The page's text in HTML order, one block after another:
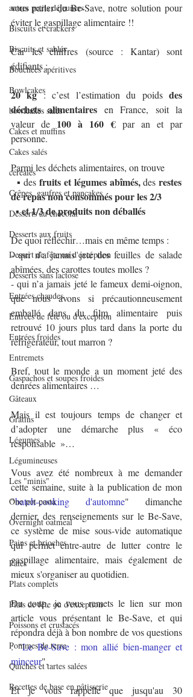
autres petits déjeuners
Biscuits et crackers
Biscuits et sablés
Bouchées apéritives
Bowlcakes
bowlcakes salés
Cakes et muffins
Cakes salés
céréales
Crêpes, gaufres et pancakes
Desserts au chocolat
Desserts aux fruits
Dessert de fête ou d'exception
Desserts sans lactose
Entrées chaudes
Entrées de fête ou d'exception
Entrées froides
Entremets
Gaspachos et soupes froides
Gâteaux
Gratins
Légumes
Légumineuses
Les "minis"
One pot pasta
Overnight oatmeal
Pains et brioches
Pâtes
Plats complets
Plats de fête ou d'exception
Poissons et crustacés
Pommes de terre
Quiches et tartes salées
Recettes de base en pâtisserie
vous parler du Be-Save, notre solution pour
éviter le gaspillage alimentaire !!
Car les chiffres (source : Kantar) sont
édifiants :
20 kg : c’est l’estimation du poids des
déchets alimentaires en France, soit la
valeur de 100 à 160 € par an et par
personne.
Parmi les déchets alimentaires, on trouve
▪ des fruits et légumes abîmés, des restes
de repas non consommés pour les 2/3
  ▪
et 1/3 de produits non déballés
De quoi réfléchir…mais en même temps :
- qui n’a jamais jeté des feuilles de salade
abîmées, des carottes toutes molles ?
- qui n’a jamais jeté le fameux demi-oignon,
que nous avons si précautionneusement
emballé dans du film alimentaire puis
retrouvé 10 jours plus tard dans la porte du
réfrigérateur, tout marron ?
Bref, tout le monde a un moment jeté des
denrées alimentaires …
Mais il est toujours temps de changer et
d’adopter une démarche plus « éco
responsable  »…
Vous avez été nombreux à me demander
cette semaine, suite à la publication de mon
"batch-cooking d'automne" dimanche
dernier, des renseignements sur le Be-Save,
ce système de mise sous-vide automatique
qui permet entre-autre de lutter contre le
gaspillage alimentaire, mais également de
mieux s'organiser au quotidien.
Du coup, je vous remets le lien sur mon
article vous présentant le Be-Save, et qui
répondra déjà à bon nombre de vos questions
: "Le Be-Save : mon allié bien-manger et
minceur".
Et je vous rappelle que jusqu'au 30